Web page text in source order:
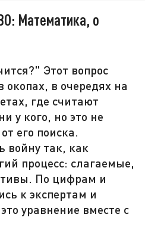
Математика, о
Этот вопрос
окопах, в очередях на
где считают
у кого, но это не
его поиска.
войну так, как
процесс: слагаемые,
По цифрам и
к экспертам и
уравнение вместе с